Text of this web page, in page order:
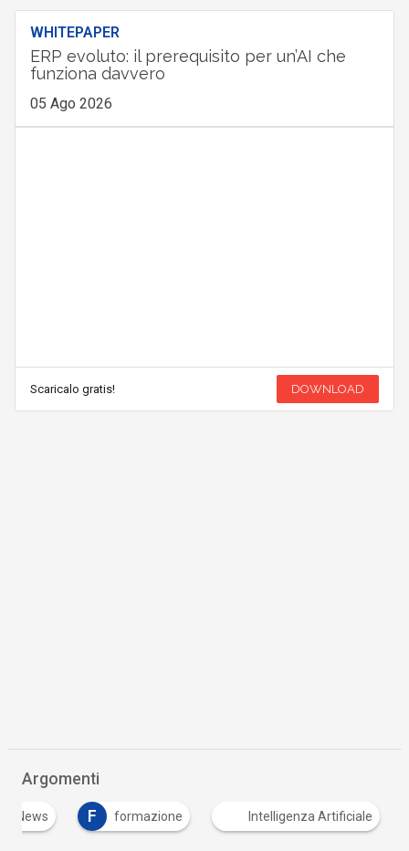
WHITEPAPER
ERP evoluto: il prerequisito per un’AI che
funziona davvero
05 Ago 2026
Scaricalo gratis! DOWNLOAD
Argomenti
News F formazione Intelligenza Artificiale